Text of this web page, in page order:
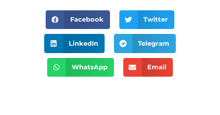
Facebook Twitter
LinkedIn Telegram
WhatsApp Email